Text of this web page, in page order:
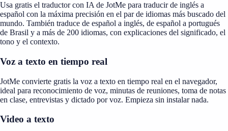
Usa gratis el traductor con IA de JotMe para traducir de inglés a
español con la máxima precisión en el par de idiomas más buscado del
mundo. También traduce de español a inglés, de español a portugués
de Brasil y a más de 200 idiomas, con explicaciones del significado, el
tono y el contexto.
Voz a texto en tiempo real
JotMe convierte gratis la voz a texto en tiempo real en el navegador,
ideal para reconocimiento de voz, minutas de reuniones, toma de notas
en clase, entrevistas y dictado por voz. Empieza sin instalar nada.
Video a texto